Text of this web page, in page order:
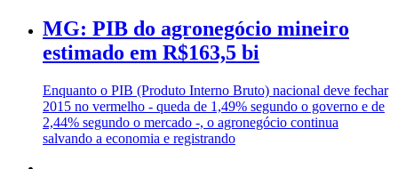
MG: PIB do agronegócio mineiro
estimado em R$163,5 bi
Enquanto o PIB (Produto Interno Bruto) nacional deve fechar
2015 no vermelho - queda de 1,49% segundo o governo e de
2,44% segundo o mercado -, o agronegócio continua
salvando a economia e registrando